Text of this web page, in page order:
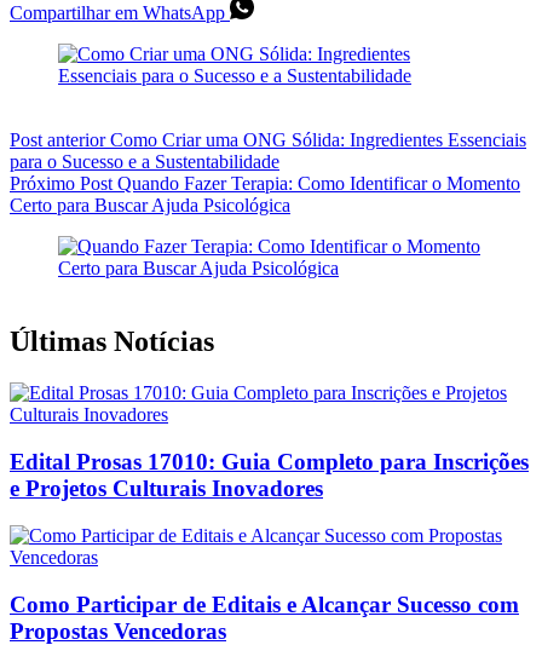
Compartilhar em WhatsApp
Post anteriorComo Criar uma ONG Sólida: Ingredientes Essenciais
para o Sucesso e a Sustentabilidade
Próximo Post Quando Fazer Terapia: Como Identificar o Momento
Certo para Buscar Ajuda Psicológica
Últimas Notícias
Edital Prosas 17010: Guia Completo para Inscrições
e Projetos Culturais Inovadores
Como Participar de Editais e Alcançar Sucesso com
Propostas Vencedoras